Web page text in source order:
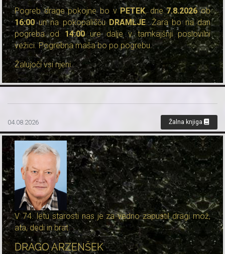
Pogreb drage pokojne bo vPETEK, dne7.8.2026ob
16:00uri na pokopališču DRAMLJE. Žara bo na dan
pogreba od 14:00ure dalje v tamkajšnji poslovilni
vežici. Pogrebna maša bo po pogrebu.
Žalujoči vsi njeni.
04.08.2026 Žalna knjiga
V 74. letu starosti nas je za vedno zapustil dragi mož,
ata, dedi in brat
DRAGO ARZENŠEK